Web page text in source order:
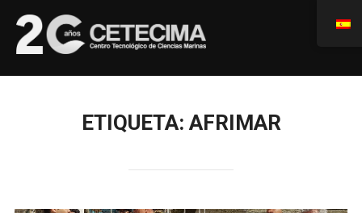
ETIQUETA: AFRIMAR